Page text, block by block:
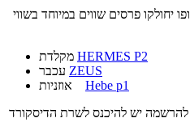
יחולקו פרסים שווים במיוחד בשווי
HERMES P2
ZEUS
Hebe p1
יש להיכנס לשרת הדיסקורד